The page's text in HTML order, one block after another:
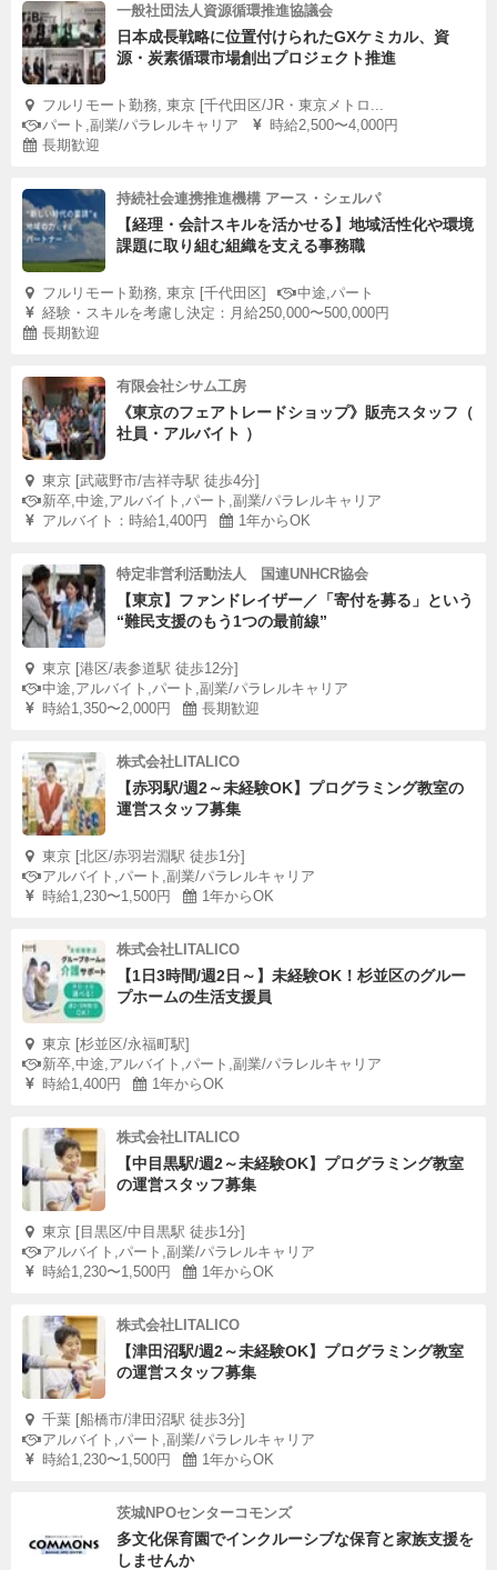
一般社団法人資源循環推進協議会
日本成長戦略に位置付けられたGXケミカル、資
源・炭素循環市場創出プロジェクト推進
フルリモート勤務, 東京 [千代田区/JR・東京メトロ...
パート,副業/パラレルキャリア
時給2,500〜4,000円
長期歓迎
持続社会連携推進機構 アース・シェルパ
【経理・会計スキルを活かせる】地域活性化や環境
課題に取り組む組織を支える事務職
フルリモート勤務, 東京 [千代田区]
中途,パート
経験・スキルを考慮し決定：月給250,000〜500,000円
長期歓迎
有限会社シサム工房
《東京のフェアトレードショップ》販売スタッフ（
社員・アルバイト ）
東京 [武蔵野市/吉祥寺駅 徒歩4分]
新卒,中途,アルバイト,パート,副業/パラレルキャリア
アルバイト：時給1,400円
1年からOK
特定非営利活動法人 国連UNHCR協会
【東京】ファンドレイザー／「寄付を募る」という
“難民支援のもう1つの最前線”
東京 [港区/表参道駅 徒歩12分]
中途,アルバイト,パート,副業/パラレルキャリア
時給1,350〜2,000円
長期歓迎
株式会社LITALICO
【赤羽駅/週2～未経験OK】プログラミング教室の
運営スタッフ募集
東京 [北区/赤羽岩淵駅 徒歩1分]
アルバイト,パート,副業/パラレルキャリア
時給1,230〜1,500円
1年からOK
株式会社LITALICO
【1日3時間/週2日～】未経験OK！杉並区のグルー
プホームの生活支援員
東京 [杉並区/永福町駅]
新卒,中途,アルバイト,パート,副業/パラレルキャリア
時給1,400円
1年からOK
株式会社LITALICO
【中目黒駅/週2～未経験OK】プログラミング教室
の運営スタッフ募集
東京 [目黒区/中目黒駅 徒歩1分]
アルバイト,パート,副業/パラレルキャリア
時給1,230〜1,500円
1年からOK
株式会社LITALICO
【津田沼駅/週2～未経験OK】プログラミング教室
の運営スタッフ募集
千葉 [船橋市/津田沼駅 徒歩3分]
アルバイト,パート,副業/パラレルキャリア
時給1,230〜1,500円
1年からOK
茨城NPOセンターコモンズ
多文化保育園でインクルーシブな保育と家族支援を
しませんか